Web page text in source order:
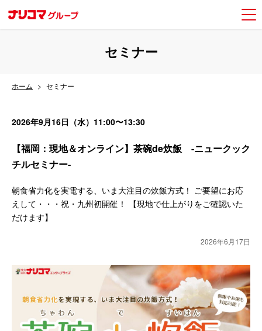
セミナー
ホーム セミナー
2026年9月16日（水）11:00〜13:30
【福岡：現地＆オンライン】茶碗de炊飯 -ニュークック
チルセミナー-
朝食省力化を実電する、いま大注目の炊飯方式！ ご要望にお応
えして・・・祝・九州初開催！ 【現地で仕上がりをご確認いた
だけます】
2026年6月17日